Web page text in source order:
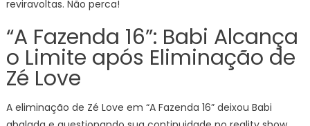
reviravoltas. Não perca!
“A Fazenda 16”: Babi Alcança
o Limite após Eliminação de
Zé Love
A eliminação de Zé Love em “A Fazenda 16” deixou Babi